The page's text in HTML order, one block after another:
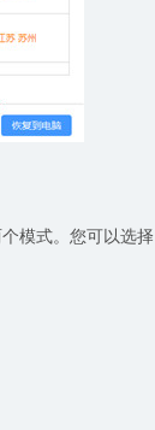
模式。您可以选择